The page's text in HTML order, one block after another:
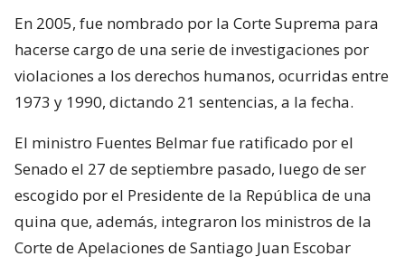
En 2005, fue nombrado por la Corte Suprema para
hacerse cargo de una serie de investigaciones por
violaciones a los derechos humanos, ocurridas entre
1973 y 1990, dictando 21 sentencias, a la fecha.
El ministro Fuentes Belmar fue ratificado por el
Senado el 27 de septiembre pasado, luego de ser
escogido por el Presidente de la República de una
quina que, además, integraron los ministros de la
Corte de Apelaciones de Santiago Juan Escobar